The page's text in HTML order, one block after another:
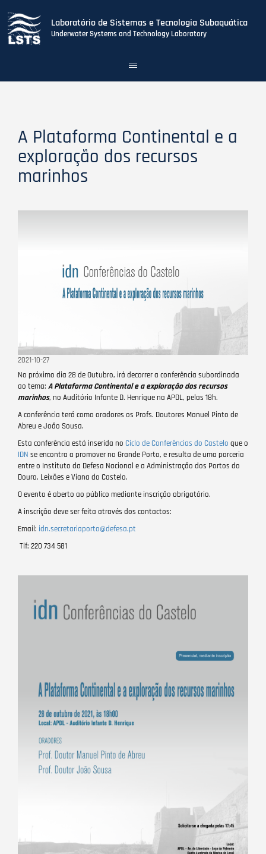
Laboratório de Sistemas e Tecnologia Subaquática
Underwater Systems and Technology Laboratory
Toggle
navigation
A Plataforma Continental e a
exploração dos recursos
marinhos
2021-10-27
No próximo dia 28 de Outubro, irá decorrer a conferência subordinada
ao tema: A Plataforma Continental e a exploração dos recursos
marinhos, no Auditório Infante D. Henrique na APDL, pelas 18h.
A conferência terá como oradores os Profs. Doutores Manuel Pinto de
Abreu e João Sousa.
Esta conferência está inserida no Ciclo de Conferências do Castelo que o
IDN se encontra a promover no Grande Porto, e resulta de uma parceria
entre o Instituto da Defesa Nacional e a Administração dos Portos do
Douro, Leixões e Viana do Castelo.
O evento é aberto ao público mediante inscrição obrigatório.
A inscrição deve ser feita através dos contactos:
Email: idn.secretariaporto@defesa.pt
Tlf: 220 734 581